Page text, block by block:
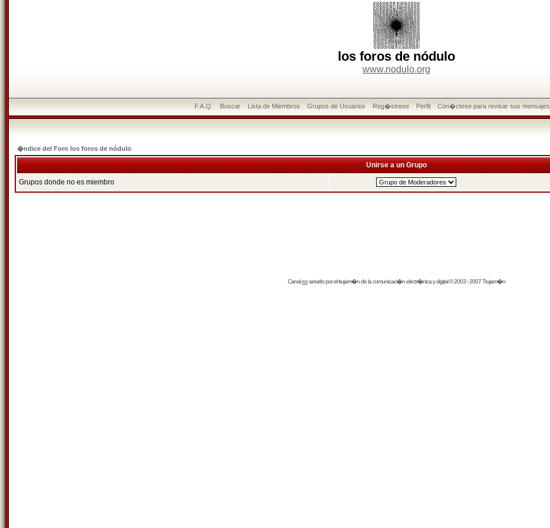
los foros de nódulo
www.nodulo.org
F.A.Q. Buscar Lista de Miembros Grupos de Usuarios Reg�strese Perfil Con�ctese para revisar sus mensajes
�ndice del Foro los foros de nódulo
Unirse a un Grupo
Grupos donde no es miembro
Canalrssservido por eltrujam�nde la comunicaci�n electr�nica y digital © 2003 - 2007 Trujam�n